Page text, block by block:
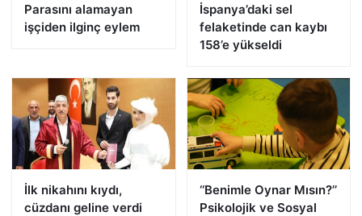
Parasını alamayan
işçiden ilginç eylem
İspanya’daki sel
felaketinde can kaybı
158’e yükseldi
İlk nikahını kıydı,
cüzdanı geline verdi
‘‘Benimle Oynar Mısın?’’
Psikolojik ve Sosyal